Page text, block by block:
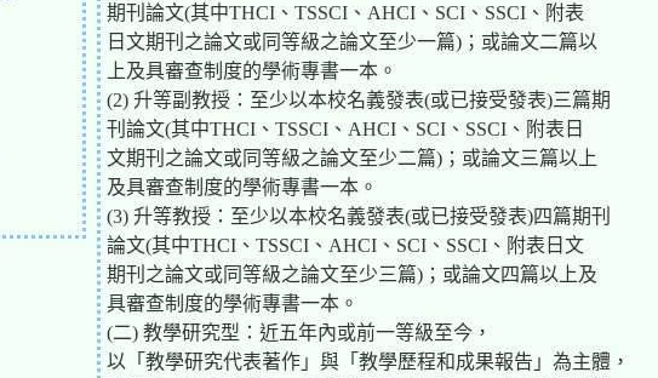
期刊論文(其中THCI、TSSCI、AHCI、SCI、SSCI、附表
日文期刊之論文或同等級之論文至少一篇)；或論文二篇以
上及具審查制度的學術專書一本。
(2) 升等副教授：至少以本校名義發表(或已接受發表)三篇期
刊論文(其中THCI、TSSCI、AHCI、SCI、SSCI、附表日
文期刊之論文或同等級之論文至少二篇)；或論文三篇以上
及具審查制度的學術專書一本。
(3) 升等教授：至少以本校名義發表(或已接受發表)四篇期刊
論文(其中THCI、TSSCI、AHCI、SCI、SSCI、附表日文
期刊之論文或同等級之論文至少三篇)；或論文四篇以上及
具審查制度的學術專書一本。
(二) 教學研究型：近五年內或前一等級至今，
以「教學研究代表著作」與「教學歷程和成果報告」為主體，